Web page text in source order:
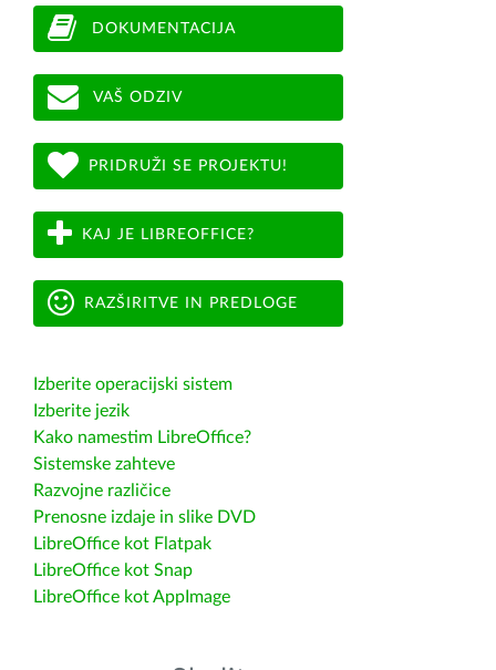
DOKUMENTACIJA
VAŠ ODZIV
PRIDRUŽI SE PROJEKTU!
KAJ JE LIBREOFFICE?
RAZŠIRITVE IN PREDLOGE
Izberite operacijski sistem
Izberite jezik
Kako namestim LibreOffice?
Sistemske zahteve
Razvojne različice
Prenosne izdaje in slike DVD
LibreOffice kot Flatpak
LibreOffice kot Snap
LibreOffice kot AppImage